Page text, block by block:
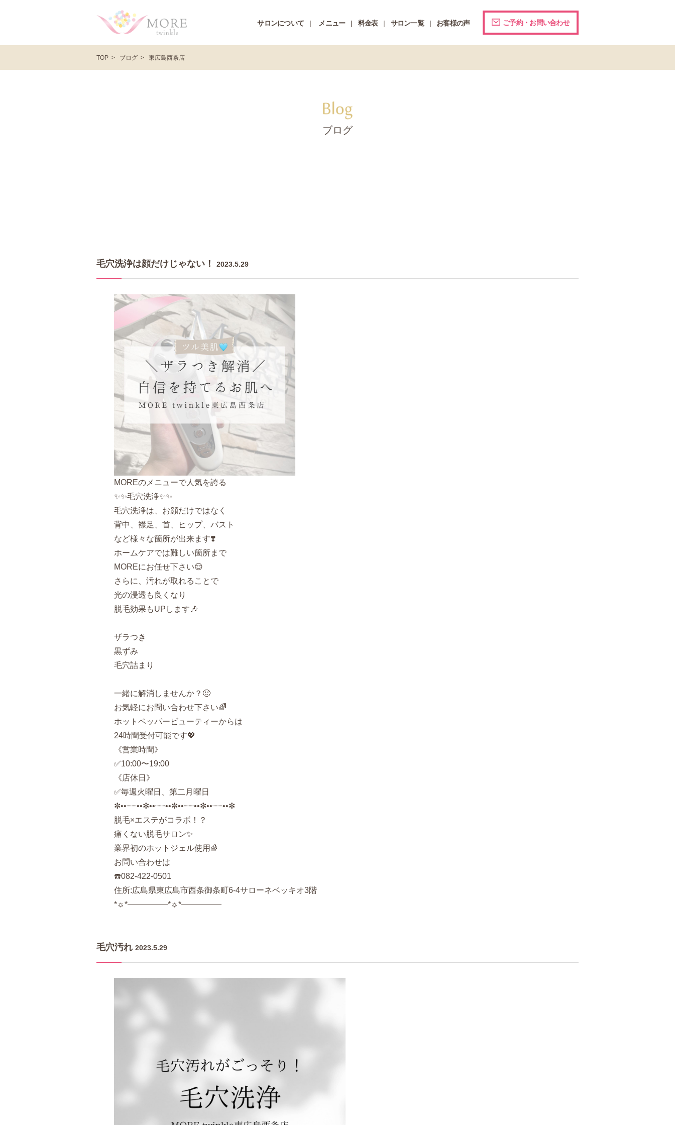
サロンについて メニュー 料金表 サロン一覧 お客様の声 ご予約・お問い合わせ
TOP ブログ 東広島西条店
ブログ
毛穴洗浄は顔だけじゃない！ 2023.5.29
MOREのメニューで人気を誇る
✨✨毛穴洗浄✨✨
毛穴洗浄は、お顔だけではなく
背中、襟足、首、ヒップ、バスト
など様々な箇所が出来ます❣️
ホームケアでは難しい箇所まで
MOREにお任せ下さい😌
さらに、汚れが取れることで
光の浸透も良くなり
脱毛効果もUP します🎶
ザラつき
黒ずみ
毛穴詰まり
一緒に解消しませんか？🙂
お気軽にお問い合わせ下さい🌈
ホットペッパービューティーからは
24時間受付可能です💖
《営業時間》
✅10:00〜19:00
《店休日》
✅毎週火曜日、第二月曜日
✼••┈┈••✼••┈┈••✼••┈┈••✼••┈┈••✼
脱毛×エステがコラボ！？
痛くない脱毛サロン✨
業界初のホットジェル使用🌈
お問い合わせは
☎️082-422-0501
住所:広島県東広島市西条御条町6-4サローネベッキオ3階
*☼*―――――*☼*―――――
毛穴汚れ 2023.5.29